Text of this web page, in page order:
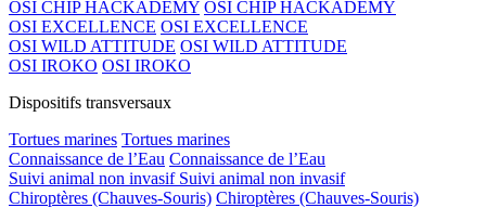
OSI CHIP HACKADEMY OSI CHIP HACKADEMY
OSI EXCELLENCE OSI EXCELLENCE
OSI WILD ATTITUDE OSI WILD ATTITUDE
OSI IROKO OSI IROKO
Dispositifs transversaux
Tortues marines Tortues marines
Connaissance de l’Eau Connaissance de l’Eau
Suivi animal non invasif Suivi animal non invasif
Chiroptères (Chauves-Souris) Chiroptères (Chauves-Souris)